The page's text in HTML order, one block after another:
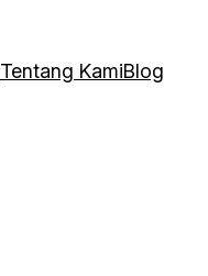
Tentang KamiBlog